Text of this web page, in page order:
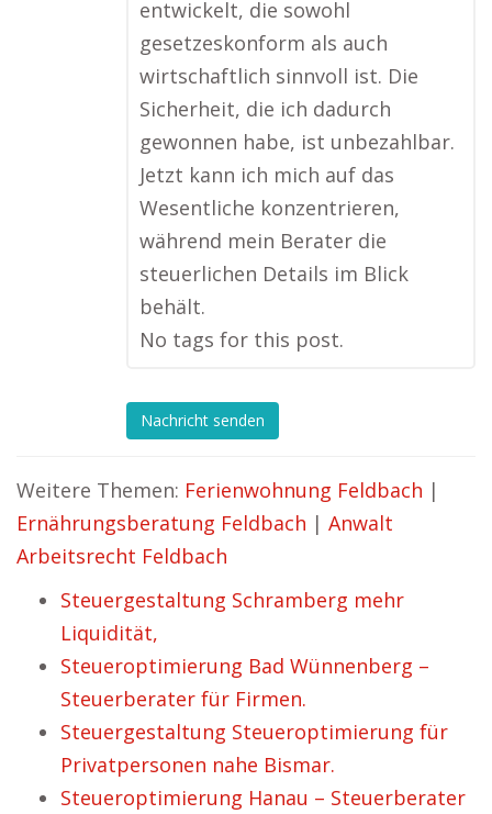
entwickelt, die sowohl
gesetzeskonform als auch
wirtschaftlich sinnvoll ist. Die
Sicherheit, die ich dadurch
gewonnen habe, ist unbezahlbar.
Jetzt kann ich mich auf das
Wesentliche konzentrieren,
während mein Berater die
steuerlichen Details im Blick
behält.
No tags for this post.
Nachricht senden
Weitere Themen: Ferienwohnung Feldbach |
Ernährungsberatung Feldbach | Anwalt
Arbeitsrecht Feldbach
Steuergestaltung Schramberg mehr
Liquidität,
Steueroptimierung Bad Wünnenberg –
Steuerberater für Firmen.
Steuergestaltung Steueroptimierung für
Privatpersonen nahe Bismar.
Steueroptimierung Hanau – Steuerberater